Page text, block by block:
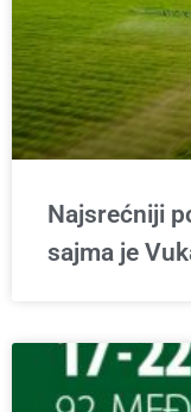
Najsrećniji
sajma je